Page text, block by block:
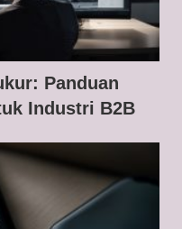
Panduan
Industri B2B